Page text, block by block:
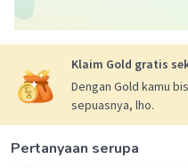
<=> (3²)
= ((3³)
<=> 6x - 2 = -3x + 3
<=> 9x = 5
<=> x = 5/9
Beri Rating
Klaim Gold gratis
Dengan Gold kamu
sepuasnya, lho.
Pertanyaan serupa